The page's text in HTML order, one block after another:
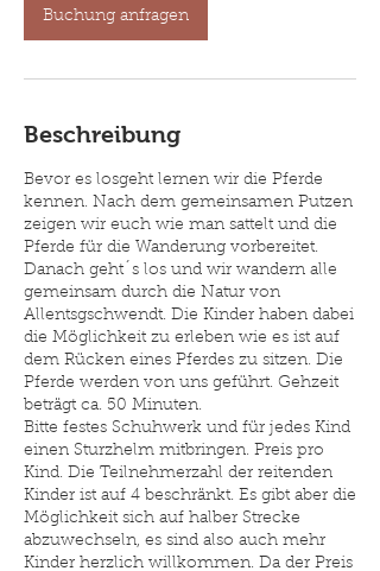
.
Buchung anfragen
Beschreibung
Bevor es losgeht lernen wir die Pferde
kennen. Nach dem gemeinsamen Putzen
zeigen wir euch wie man sattelt und die
Pferde für die Wanderung vorbereitet.
Danach geht´s los und wir wandern alle
gemeinsam durch die Natur von
Allentsgschwendt. Die Kinder haben dabei
die Möglichkeit zu erleben wie es ist auf
dem Rücken eines Pferdes zu sitzen. Die
Pferde werden von uns geführt. Gehzeit
beträgt ca. 50 Minuten.
Bitte festes Schuhwerk und für jedes Kind
einen Sturzhelm mitbringen. Preis pro
Kind. Die Teilnehmerzahl der reitenden
Kinder ist auf 4 beschränkt. Es gibt aber die
Möglichkeit sich auf halber Strecke
abzuwechseln, es sind also auch mehr
Kinder herzlich willkommen. Da der Preis